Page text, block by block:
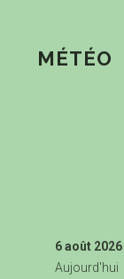
MÉTÉO
6 août 2026
Aujourd'hui